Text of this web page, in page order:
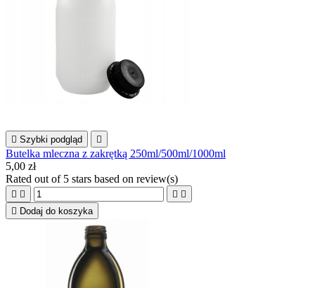
 Szybki podgląd 
Butelka mleczna z zakrętką 250ml/500ml/1000ml
5,00 zł
Rated out of 5 stars based on review(s)
   
 Dodaj do koszyka